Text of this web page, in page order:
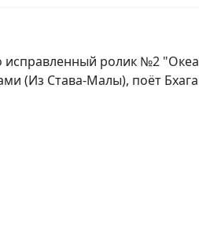
исправленный ролик №2
(Из Става-Малы), поёт